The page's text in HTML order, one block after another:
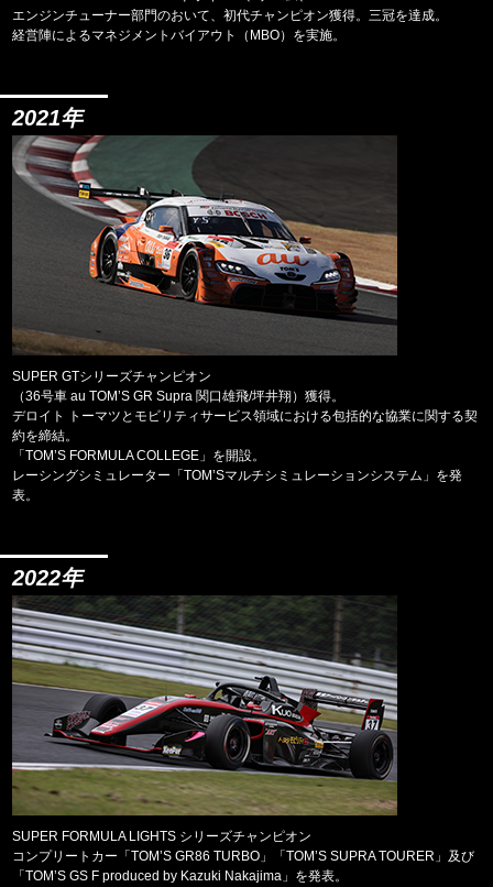
エンジンチューナー部門のおいて、初代チャンピオン獲得。三冠を達成。
経営陣によるマネジメントバイアウト（MBO）を実施。
2021年
SUPER GTシリーズチャンピオン
（36号車 au TOM’S GR Supra 関口雄飛/坪井翔）獲得。
デロイト トーマツとモビリティサービス領域における包括的な協業に関する契
約を締結。
「TOM’S FORMULA COLLEGE」を開設。
レーシングシミュレーター「TOM’Sマルチシミュレーションシステム」を発
表。
2022年
SUPER FORMULA LIGHTS シリーズチャンピオン
コンプリートカー「TOM’S GR86 TURBO」「TOM’S SUPRA TOURER」及び
「TOM’S GS F produced by Kazuki Nakajima」を発表。